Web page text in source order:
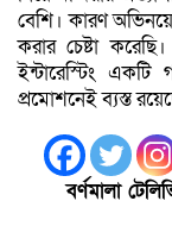
বেশি। কারণ
করার চেষ্টা
ইন্টারেস্টিং একটি
প্রমোশনেই ব্যস্ত
বর্ণমালা